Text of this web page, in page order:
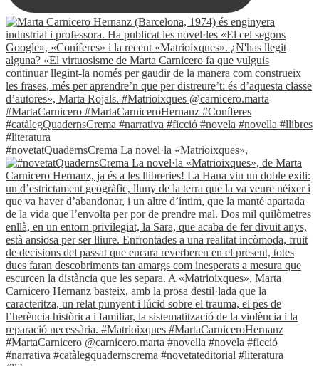
#novetatQuadernsCrema La novel·la «Matrioixques»,